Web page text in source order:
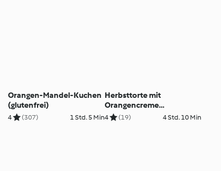
Orangen-Mandel-Kuchen
(glutenfrei)
4 (307) 1 Std. 5 Min
Herbsttorte mit
Orangencreme
(glutenfrei)
4 (19) 4 Std. 10 Min